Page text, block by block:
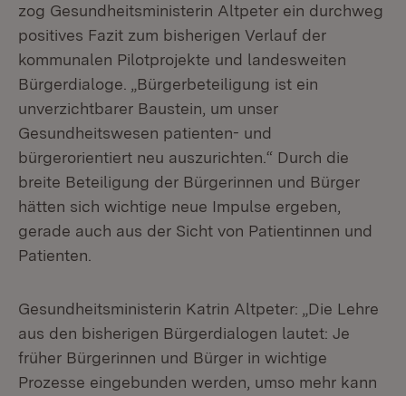
zog Gesundheitsministerin Altpeter ein durchweg
positives Fazit zum bisherigen Verlauf der
kommunalen Pilotprojekte und landesweiten
Bürgerdialoge. „Bürgerbeteiligung ist ein
unverzichtbarer Baustein, um unser
Gesundheitswesen patienten- und
bürgerorientiert neu auszurichten.“ Durch die
breite Beteiligung der Bürgerinnen und Bürger
hätten sich wichtige neue Impulse ergeben,
gerade auch aus der Sicht von Patientinnen und
Patienten.
Gesundheitsministerin Katrin Altpeter: „Die Lehre
aus den bisherigen Bürgerdialogen lautet: Je
früher Bürgerinnen und Bürger in wichtige
Prozesse eingebunden werden, umso mehr kann